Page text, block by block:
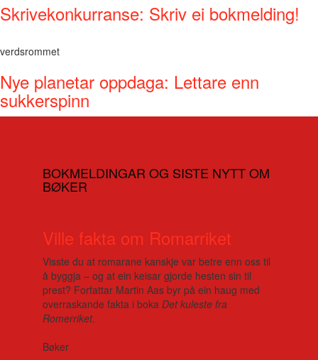
Skrivekonkurranse: Skriv ei bokmelding!
verdsrommet
Nye planetar oppdaga: Lettare enn
sukkerspinn
BOKMELDINGAR OG SISTE NYTT OM
BØKER
Ville fakta om Romarriket
Visste du at romarane kanskje var betre enn oss til
å byggja – og at ein keisar gjorde hesten sin til
prest? Forfattar Martin Aas byr på ein haug med
overraskande fakta i boka Det kuleste fra
Romerriket.
Bøker